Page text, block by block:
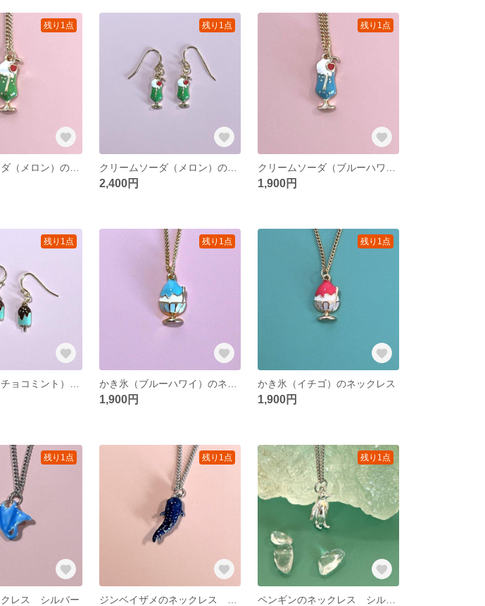
残り1点
クリームソーダ（メロン）のネックレス
残り1点
2,400円
残り1点
1,900円
残り1点 残り1点
1,900円
残り1点
かき氷（イチゴ）のネックレス
1,900円
残り1点
クレス シルバー
残り1点 残り1点